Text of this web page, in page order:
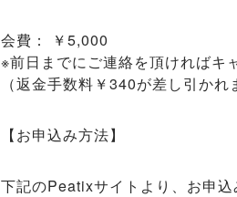
会費： ￥5,000
※前日までにご連絡を頂ければキ
（返金手数料￥340が差し引かれ
【お申込み方法】
下記のPeatixサイトより、お申